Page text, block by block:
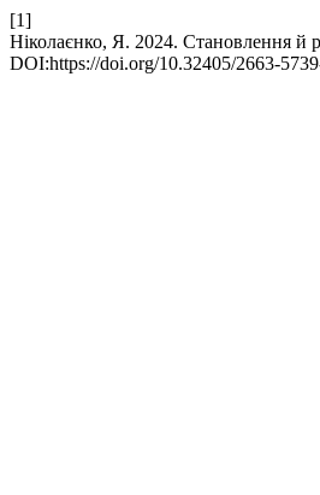
[1]
Ніколаєнко, Я. 2024. Становлення й
DOI:https://doi.org/10.32405/2663-